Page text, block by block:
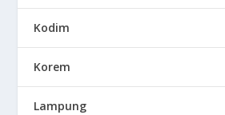
Kodim
Korem
Lampung